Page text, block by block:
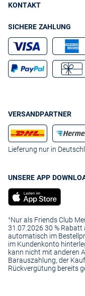
KONTAKT
SICHERE ZAHLUNG
VERSANDPARTNER
Lieferung nur in
UNSERE APP
¹Nur als Friends Club
31.07.2026 30 %
automatisch im
im Kundenkonto
kann nicht mit anderen
Barauszahlung, der
Rückvergütung bereits